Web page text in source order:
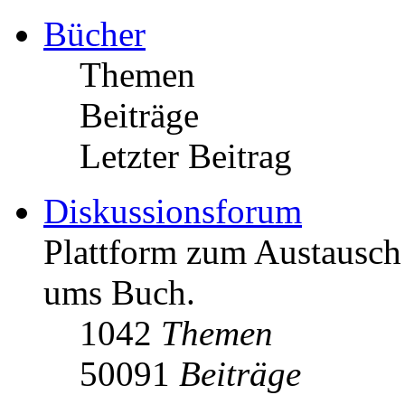
Bücher
Themen
Beiträge
Letzter Beitrag
Diskussionsforum
Plattform zum
ums Buch.
1042 Themen
50091 Beiträge